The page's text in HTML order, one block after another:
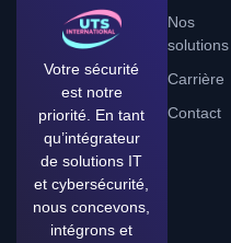
Votre sécurité
est notre
priorité. En tant
qu’intégrateur
de solutions IT
et cybersécurité,
nous concevons,
intégrons et
Nos
solutions
Carrière
Contact